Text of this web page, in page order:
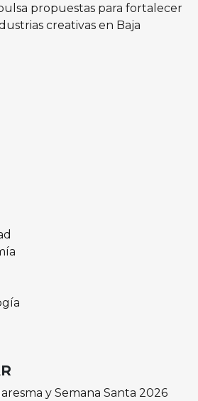
propuestas para fortalecer
creativas en Baja
y Semana Santa 2026